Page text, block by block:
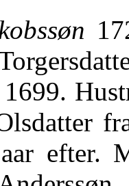
efter.